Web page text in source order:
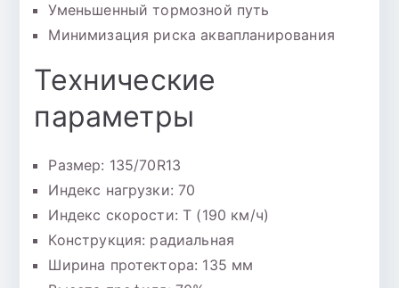
Уменьшенный тормозной путь
Минимизация риска аквапланирования
Технические
параметры
Размер: 135/70R13
Индекс нагрузки: 70
Индекс скорости: T (190 км/ч)
Конструкция: радиальная
Ширина протектора: 135 мм